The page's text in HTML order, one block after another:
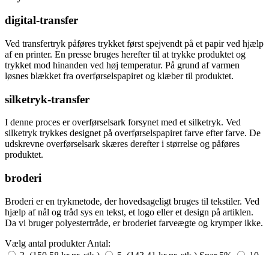
digital-transfer
Ved transfertryk påføres trykket først spejvendt på et papir ved hjælp
af en printer. En presse bruges herefter til at trykke produktet og
trykket mod hinanden ved høj temperatur. På grund af varmen
løsnes blækket fra overførselspapiret og klæber til produktet.
silketryk-transfer
I denne proces er overførselsark forsynet med et silketryk. Ved
silketryk trykkes designet på overførselspapiret farve efter farve. De
udskrevne overførselsark skæres derefter i størrelse og påføres
produktet.
broderi
Broderi er en trykmetode, der hovedsageligt bruges til tekstiler. Ved
hjælp af nål og tråd sys en tekst, et logo eller et design på artiklen.
Da vi bruger polyestertråde, er broderiet farveægte og krymper ikke.
Vælg antal produkter Antal: